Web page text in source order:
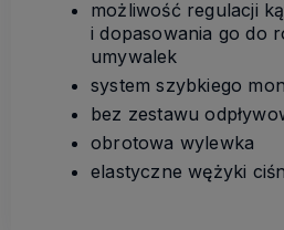
możliwość regulacji
i dopasowania go do
umywalek
system szybkiego
bez zestawu
obrotowa wylewka
elastyczne wężyki